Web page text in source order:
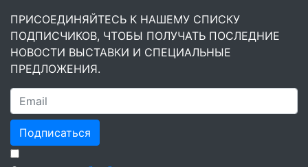
ПРИСОЕДИНЯЙТЕСЬ К НАШЕМУ СПИСКУ
ПОДПИСЧИКОВ, ЧТОБЫ ПОЛУЧАТЬ ПОСЛЕДНИЕ
НОВОСТИ ВЫСТАВКИ И СПЕЦИАЛЬНЫЕ
ПРЕДЛОЖЕНИЯ.
Подписаться